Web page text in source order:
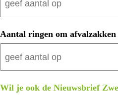
Aantal ringen om afvalzakken
Wil je ook de Nieuwsbrief